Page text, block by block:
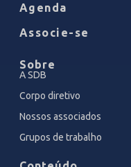
Agenda
Associe-se
Sobre
A SDB
Corpo diretivo
Nossos associados
Grupos de trabalho